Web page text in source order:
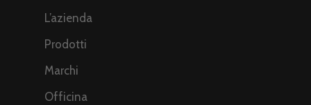
L’azienda
Prodotti
Marchi
Officina